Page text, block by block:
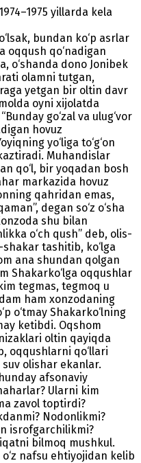
yillarda kela
bundan ko‘p asrlar
oqqush qo‘nadigan
o‘shanda dono Jonibek
olamni tutgan,
yetgan bir oltin davr
oyni xijolatda
go‘zal va ulug‘vor
hovuz
yo‘liga to‘g‘on
Muhandislar
qo‘l, bir yoqadan bosh
markazida hovuz
qahridan emas,
degan so‘z o‘sha
shu bilan
o‘ch qush” deb, olis-
tashitib, ko‘lga
ana shundan qolgan
Shakarko‘lga oqqushlar
tegmas, tegmoq u
ham xonzodaning
o‘tmay Shakarko‘lning
ketibdi. Oqshom
oltin qayiqda
oqqushlarni qo‘llari
olishar ekanlar.
afsonaviy
Ularni kim
zavol toptirdi?
Nodonlikmi?
isrofgarchilikmi?
bilmoq mushkul.
nafsu ehtiyojidan kelib